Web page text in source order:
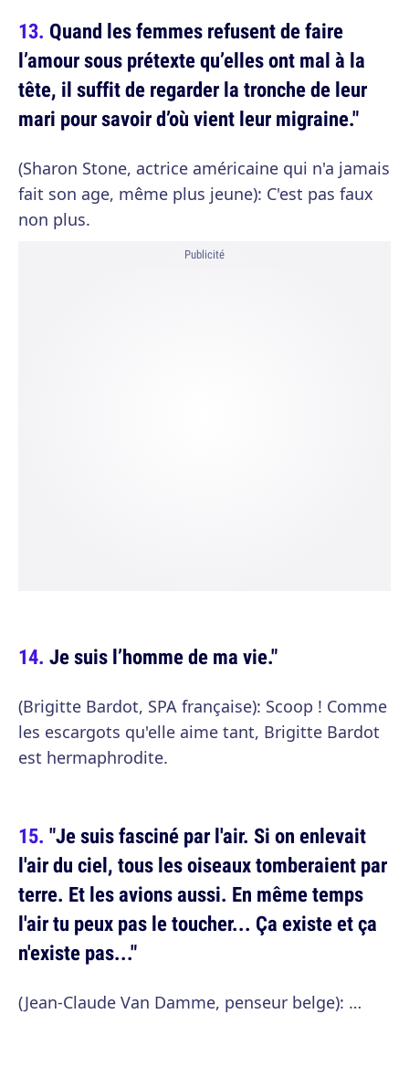
Quand les femmes refusent de faire
l’amour sous prétexte qu’elles ont mal à la
tête, il suffit de regarder la tronche de leur
mari pour savoir d’où vient leur migraine."
(Sharon Stone, actrice américaine qui n'a jamais
fait son age, même plus jeune): C'est pas faux
non plus.
Publicité
Je suis l’homme de ma vie."
(Brigitte Bardot, SPA française): Scoop ! Comme
les escargots qu'elle aime tant, Brigitte Bardot
est hermaphrodite.
"Je suis fasciné par l'air. Si on enlevait
l'air du ciel, tous les oiseaux tomberaient par
terre. Et les avions aussi. En même temps
l'air tu peux pas le toucher... Ça existe et ça
n'existe pas..."
(Jean-Claude Van Damme, penseur belge): …